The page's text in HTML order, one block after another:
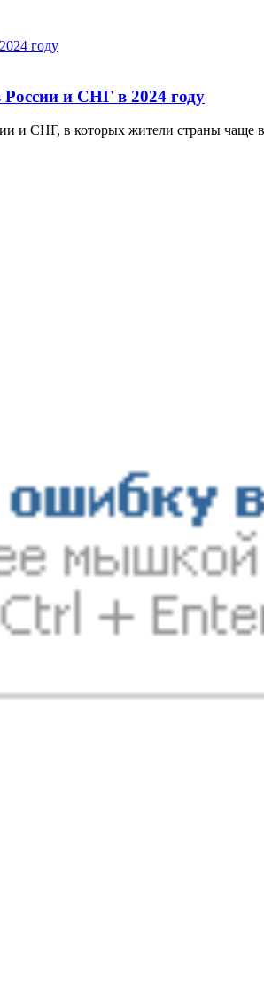
и СНГ в 2024 году
и СНГ, в которых жители страны чаще